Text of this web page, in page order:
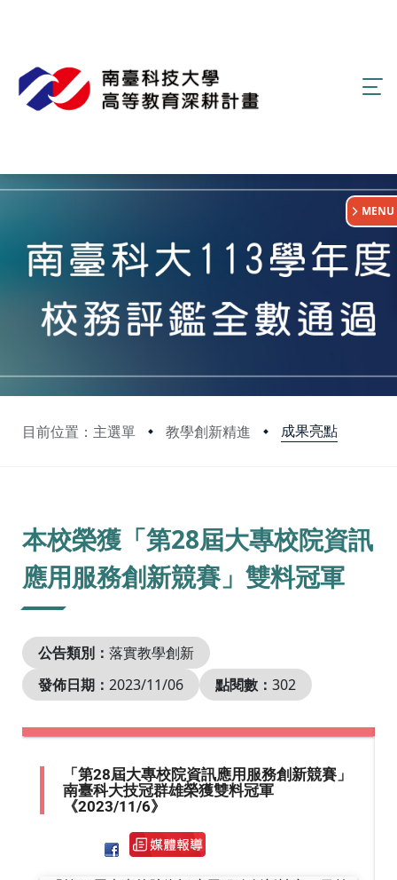
目前位置：主選單 教學創新精進 成果亮點
:::
MENU
本校榮獲「第28屆大專校院資訊
應用服務創新競賽」雙料冠軍
公告類別： 落實教學創新
發佈日期： 2023/11/06 點閱數： 302